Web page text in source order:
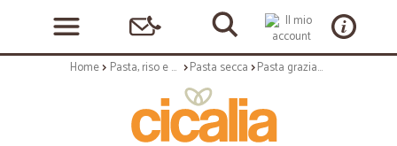
Home Pasta, riso e cerali Pasta secca Pasta graziano rigatoni 500g